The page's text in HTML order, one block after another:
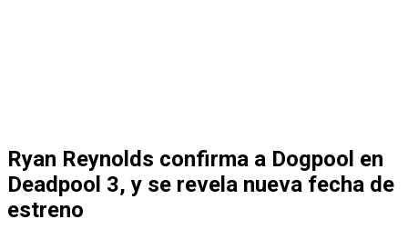
Ryan Reynolds confirma a Dogpool en
Deadpool 3, y se revela nueva fecha de
estreno